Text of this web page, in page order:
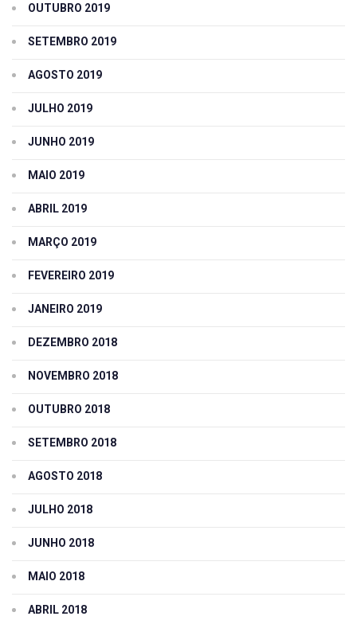
OUTUBRO 2019
SETEMBRO 2019
AGOSTO 2019
JULHO 2019
JUNHO 2019
MAIO 2019
ABRIL 2019
MARÇO 2019
FEVEREIRO 2019
JANEIRO 2019
DEZEMBRO 2018
NOVEMBRO 2018
OUTUBRO 2018
SETEMBRO 2018
AGOSTO 2018
JULHO 2018
JUNHO 2018
MAIO 2018
ABRIL 2018